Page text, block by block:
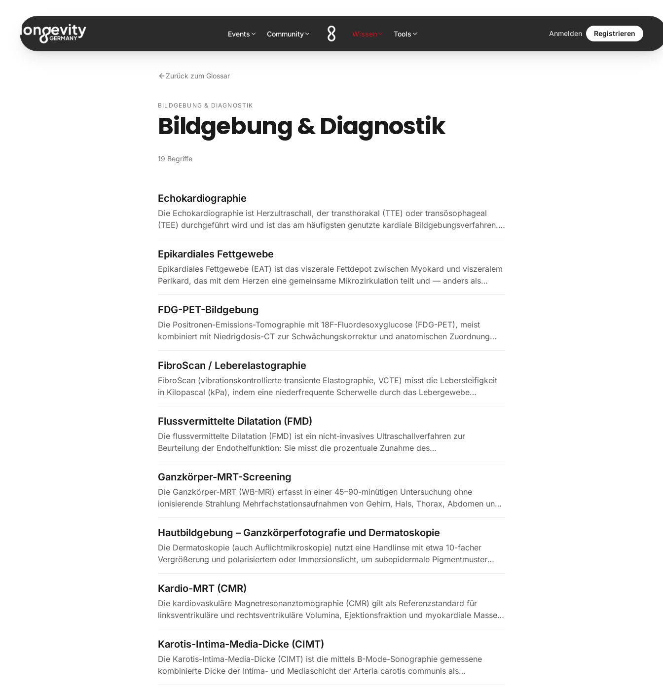
Events Community Wissen Tools Anmelden Registrieren
Zurück zum Glossar
BILDGEBUNG & DIAGNOSTIK
Bildgebung & Diagnostik
19 Begriffe
Echokardiographie
Die Echokardiographie ist Herzultraschall, der transthorakal (TTE) oder transösophageal
(TEE) durchgeführt wird und ist das am häufigsten genutzte kardiale Bildgebungsverfahren.…
Epikardiales Fettgewebe
Epikardiales Fettgewebe (EAT) ist das viszerale Fettdepot zwischen Myokard und viszeralem
Perikard, das mit dem Herzen eine gemeinsame Mikrozirkulation teilt und — anders als…
FDG-PET-Bildgebung
Die Positronen-Emissions-Tomographie mit 18F-Fluordesoxyglucose (FDG-PET), meist
kombiniert mit Niedrigdosis-CT zur Schwächungskorrektur und anatomischen Zuordnung
FibroScan / Leberelastographie
FibroScan (vibrationskontrollierte transiente Elastographie, VCTE) misst die Lebersteifigkeit
in Kilopascal (kPa), indem eine niederfrequente Scherwelle durch das Lebergewebe…
Flussvermittelte Dilatation (FMD)
Die flussvermittelte Dilatation (FMD) ist ein nicht-invasives Ultraschallverfahren zur
Beurteilung der Endothelfunktion: Sie misst die prozentuale Zunahme des…
Ganzkörper-MRT-Screening
Die Ganzkörper-MRT (WB-MRI) erfasst in einer 45–90-minütigen Untersuchung ohne
ionisierende Strahlung Mehrfachstationsaufnahmen von Gehirn, Hals, Thorax, Abdomen und
Hautbildgebung – Ganzkörperfotografie und Dermatoskopie
Die Dermatoskopie (auch Auflichtmikroskopie) nutzt eine Handlinse mit etwa 10-facher
Vergrößerung und polarisiertem oder Immersionslicht, um subepidermale Pigmentmuster
Kardio-MRT (CMR)
Die kardiovaskuläre Magnetresonanztomographie (CMR) gilt als Referenzstandard für
linksventrikuläre und rechtsventrikuläre Volumina, Ejektionsfraktion und myokardiale Masse,
Karotis-Intima-Media-Dicke (CIMT)
Die Karotis-Intima-Media-Dicke (CIMT) ist die mittels B-Mode-Sonographie gemessene
kombinierte Dicke der Intima- und Mediaschicht der Arteria carotis communis als